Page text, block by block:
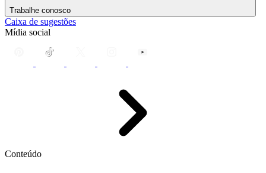
Trabalhe conosco
Caixa de sugestões
Mídia social
Conteúdo